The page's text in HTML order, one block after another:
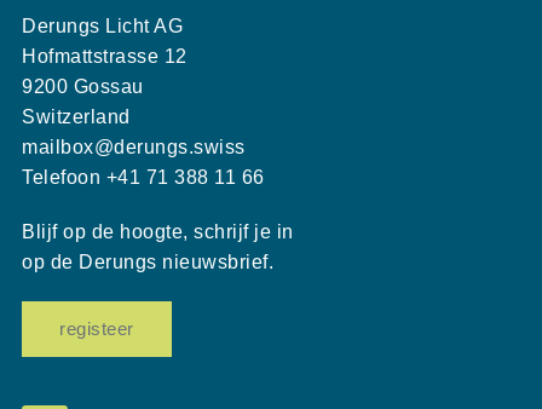
Derungs Licht AG
Hofmattstrasse 12
9200 Gossau
Switzerland
mailbox@derungs.swiss
Telefoon +41 71 388 11 66
Blijf op de hoogte, schrijf je in
op de Derungs nieuwsbrief.
registeer